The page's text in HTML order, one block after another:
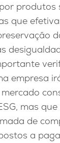
produtos
que
empresa
mas
de
a